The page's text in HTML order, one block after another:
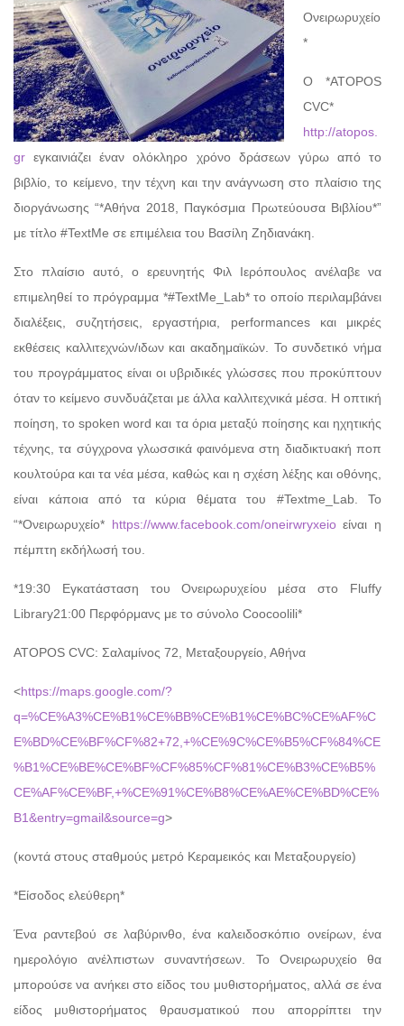
Ονειρωρυχείο
*
O *ATOPOS
CVC*
http://atopos.
gr εγκαινιάζει έναν ολόκληρο χρόνο δράσεων γύρω από το
βιβλίο, το κείμενο, την τέχνη και την ανάγνωση στο πλαίσιο της
διοργάνωσης “*Αθήνα 2018, Παγκόσμια Πρωτεύουσα Βιβλίου*”
με τίτλο #TextMe σε επιμέλεια του Βασίλη Ζηδιανάκη.
Στο πλαίσιο αυτό, ο ερευνητής Φιλ Ιερόπουλος ανέλαβε να
επιμεληθεί το πρόγραμμα *#TextMe_Lab* το οποίο περιλαμβάνει
διαλέξεις, συζητήσεις, εργαστήρια, performances και μικρές
εκθέσεις καλλιτεχνών/ιδων και ακαδημαϊκών. Το συνδετικό νήμα
του προγράμματος είναι οι υβριδικές γλώσσες που προκύπτουν
όταν το κείμενο συνδυάζεται με άλλα καλλιτεχνικά μέσα. Η οπτική
ποίηση, το spoken word και τα όρια μεταξύ ποίησης και ηχητικής
τέχνης, τα σύγχρονα γλωσσικά φαινόμενα στη διαδικτυακή ποπ
κουλτούρα και τα νέα μέσα, καθώς και η σχέση λέξης και οθόνης,
είναι κάποια από τα κύρια θέματα του #Textme_Lab. To
“*Ονειρωρυχείο* https://www.facebook.com/oneirwryxeioείναι η
πέμπτη εκδήλωσή του.
*19:30 Εγκατάσταση του Ονειρωρυχείου μέσα στο Fluffy
Library21:00 Περφόρμανς με το σύνολο Coocoolili*
ATOPOS CVC: Σαλαμίνος 72, Μεταξουργείο, Αθήνα
<https://maps.google.com/?
q=%CE%A3%CE%B1%CE%BB%CE%B1%CE%BC%CE%AF%C
E%BD%CE%BF%CF%82+72,+%CE%9C%CE%B5%CF%84%CE
%B1%CE%BE%CE%BF%CF%85%CF%81%CE%B3%CE%B5%
CE%AF%CE%BF,+%CE%91%CE%B8%CE%AE%CE%BD%CE%
B1&entry=gmail&source=g>
(κοντά στους σταθμούς μετρό Κεραμεικός και Μεταξουργείο)
*Είσοδος ελεύθερη*
Ένα ραντεβού σε λαβύρινθο, ένα καλειδοσκόπιο ονείρων, ένα
ημερολόγιο ανέλπιστων συναντήσεων. Το Ονειρωρυχείο θα
μπορούσε να ανήκει στο είδος του μυθιστορήματος, αλλά σε ένα
είδος μυθιστορήματος θραυσματικού που απορρίπτει την